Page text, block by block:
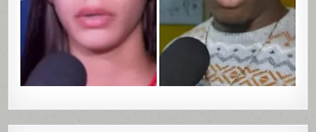
DE
VÍDEOS
ÍNTIMOS
EM
BAHIA